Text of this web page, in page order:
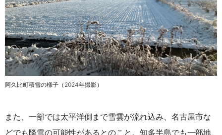
阿久比町積雪の様子（2024年撮影）
また、一部では太平洋側まで雪雲が流れ込み、名古屋市な
どでも降雪の可能性があるとのこと。知多半島でも一部地